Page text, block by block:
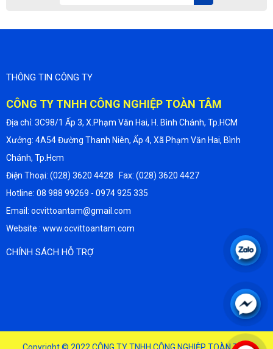
THÔNG TIN CÔNG TY
CÔNG TY TNHH CÔNG NGHIỆP TOÀN TÂM
Địa chỉ: 3C98/1 Ấp 3, X.Phạm Văn Hai, H. Bình Chánh, Tp.HCM
Xưởng: 4A54 Đường Thanh Niên, Ấp 4, Xã Phạm Văn Hai, Bình
Chánh, Tp.Hcm
Điện Thoại: (028) 3620 4428 Fax: (028) 3620 4427
Hotline: 08 988 99269 - 0974 925 335
Email: ocvittoantam@gmail.com
Website : www.ocvittoantam.com
CHÍNH SÁCH HỖ TRỢ